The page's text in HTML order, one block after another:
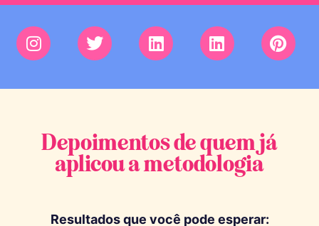
Depoimentos de quem já
aplicou a metodologia
Resultados que você pode esperar: